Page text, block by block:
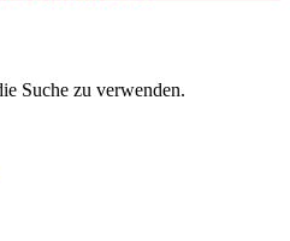
Suche zu verwenden.